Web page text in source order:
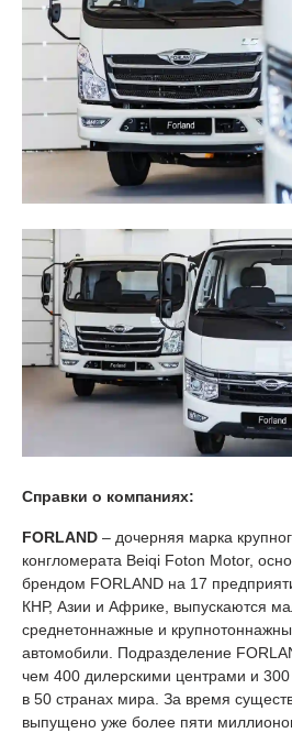
Справки о компаниях:
FORLAND – дочерняя марка
конгломерата Beiqi Foton Motor,
брендом FORLAND на 17
КНР, Азии и Африке, выпускаются
среднетоннажные и
автомобили. Подразделение
чем 400 дилерскими центрами и
в 50 странах мира. За время
выпущено уже более пяти